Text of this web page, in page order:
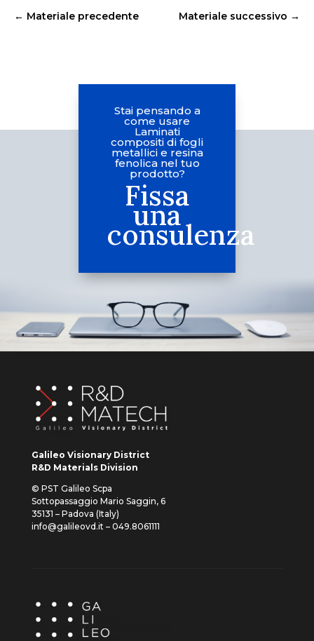
← Materiale precedente Materiale successivo →
Stai pensando a
come usare
Laminati
compositi di fogli
metallici e resina
fenolica nel tuo
prodotto?
Fissa
una
consulenza
Galileo Visionary District
R&D Materials Division
© PST Galileo Scpa
Sottopassaggio Mario Saggin, 6
35131 – Padova (Italy)
info@galileovd.it – 049.8061111